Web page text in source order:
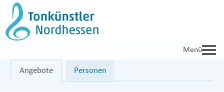
Zum
Inhalt
springen
Angebote Personen